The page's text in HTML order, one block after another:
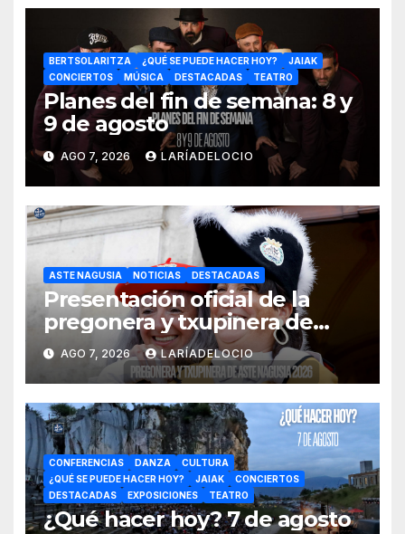
BERTSOLARITZA ¿QUÉ SE PUEDE HACER HOY?
JAIAK
CONCIERTOS
MÚSICA DESTACADAS TEATRO
Planes del fin de semana: 8 y
9 de agosto
AGO 7, 2026 LARÍADELOCIO
ASTE NAGUSIA NOTICIAS DESTACADAS
Presentación oficial de la
pregonera y txupinera de
Aste Nagusia 2026
AGO 7, 2026 LARÍADELOCIO
CONFERENCIAS DANZA
CULTURA
¿QUÉ SE PUEDE HACER HOY?
JAIAK
CONCIERTOS
DESTACADAS
EXPOSICIONES TEATRO
¿Qué hacer hoy? 7 de agosto